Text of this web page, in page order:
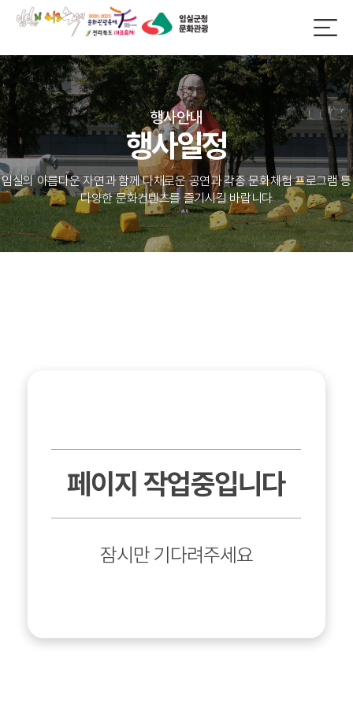
행사안내
행사일정
임실의 아름다운 자연과 함께 다채로운 공연과 각종 문화체험 프로그램 등
다양한 문화컨텐츠를 즐기시길 바랍니다
페이지 작업중입니다
잠시만 기다려주세요